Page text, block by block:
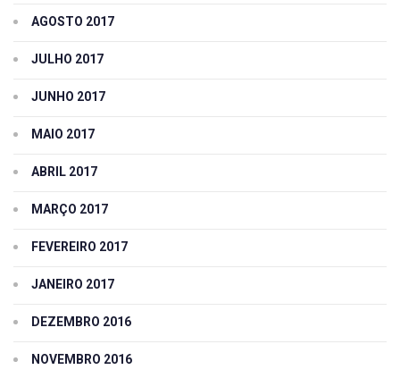
AGOSTO 2017
JULHO 2017
JUNHO 2017
MAIO 2017
ABRIL 2017
MARÇO 2017
FEVEREIRO 2017
JANEIRO 2017
DEZEMBRO 2016
NOVEMBRO 2016